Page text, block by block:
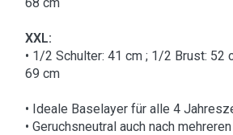
XXL:
• 1/2 Schulter: 41 cm ; 1/2 Brust: 52
69 cm
• Ideale Baselayer für alle 4
• Geruchsneutral auch nach